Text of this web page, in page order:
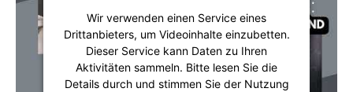
Wir verwenden einen Service eines
Drittanbieters, um Videoinhalte einzubetten.
Dieser Service kann Daten zu Ihren
Aktivitäten sammeln. Bitte lesen Sie die
Details durch und stimmen Sie der Nutzung